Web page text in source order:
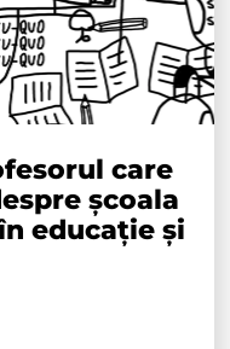
care
școala
educație și